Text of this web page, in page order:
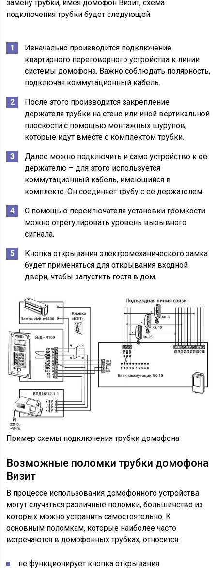
замену трубки, имея домофон Визит, схема
подключения трубки будет следующей.
Изначально производится подключение
квартирного переговорного устройства к линии
системы домофона. Важно соблюдать полярность,
подключая коммутационный кабель.
После этого производится закрепление
держателя трубки на стене или иной вертикальной
плоскости с помощью монтажных шурупов,
которые идут вместе с комплектом трубки.
Далее можно подключить и само устройство к ее
держателю – для этого используется
коммутационный кабель, имеющийся в
комплекте. Он соединяет трубу с ее держателем.
С помощью переключателя установки громкости
можно отрегулировать уровень вызывного
сигнала.
Кнопка открывания электромеханического замка
будет применяться для открывания входной
двери, чтобы запустить гостя в дом.
Пример схемы подключения трубки домофона
Возможные поломки трубки домофона
Визит
В процессе использования домофонного устройства
могут случаться различные поломки, большинство из
которых можно устранить самостоятельно. К
основным поломкам, которые наиболее часто
встречаются в домофонных трубках, относится:
не функционирует кнопка открывания